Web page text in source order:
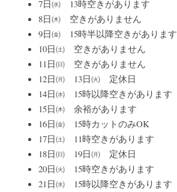
7日㈬　13時空きがあります
8日㈭　空きがありません
9日㈮　15時半以降空きがあります
10日㈯　空きがありません
11日㈰　空きがありません
12日㈪　13日㈫　定休日
14日㈬　15時以降空きがあります
15日㈭　余裕があります
16日㈮　15時カットのみOK
17日㈯　11時空きがあります
18日㈰　19日㈪　定休日
20日㈫　15時空きがあります
21日㈬　15時以降空きがあります